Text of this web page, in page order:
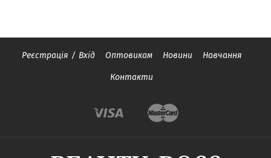
Реєстрація / Вхід Оптовикам Новини Навчання
Контакти